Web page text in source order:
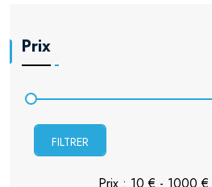
Prix
FILTRER